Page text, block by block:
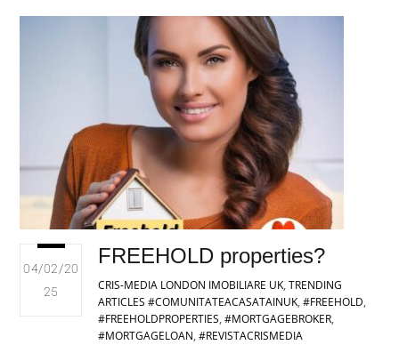
04/02/20
25
FREEHOLD properties?
CRIS-MEDIA LONDON IMOBILIARE UK,TRENDING
ARTICLES #COMUNITATEACASATAINUK,#FREEHOLD,
#FREEHOLDPROPERTIES,#MORTGAGEBROKER,
#MORTGAGELOAN,#REVISTACRISMEDIA